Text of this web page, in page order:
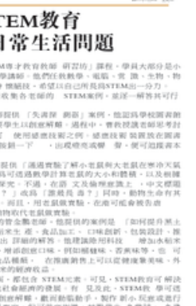
錄方式的課程，請填妥
名中心或以郵遞方式連同學
呈交。
程可能需要其他資料，報名
課程負責人索取。填妥申請
/學費以及所需證明文件親
方式遞交。
課程內其他單元